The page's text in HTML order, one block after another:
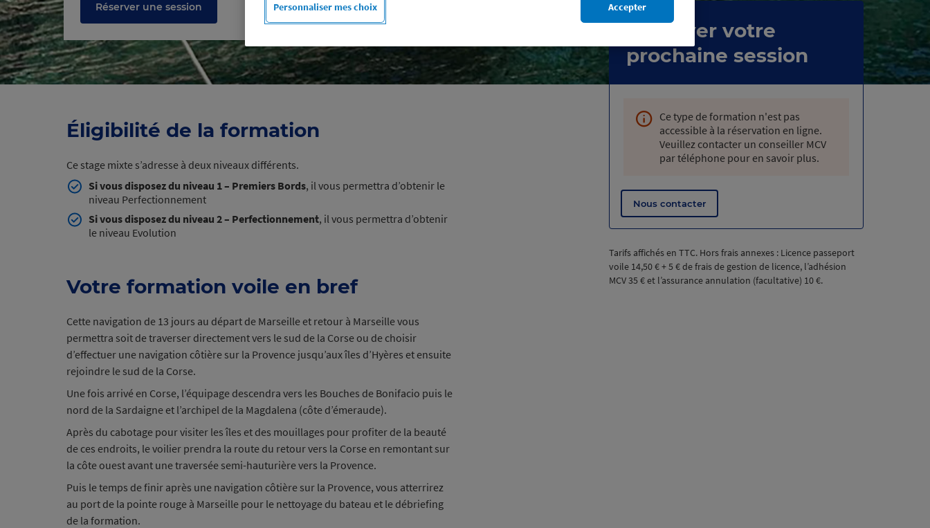
Réserver une session
Réserver votre
prochaine session
Ce type de formation n'est pas
accessible à la réservation en ligne.
Veuillez contacter un conseiller MCV
par téléphone pour en savoir plus.
Nous contacter
Tarifs affichés en TTC. Hors frais annexes : Licence passeport
voile 14,50€+5 €de frais de gestion de licence, l’adhésion
MCV35 €et l’assurance annulation (facultative) 10€.
Éligibilité de la formation
Ce stage mixte s’adresse à deux niveaux différents.
Si vous disposez du niveau 1 – Premiers Bords, il vous permettra d’obtenir le
niveau Perfectionnement
Si vous disposez du niveau 2 – Perfectionnement, il vous permettra d’obtenir
le niveau Evolution
Votre formation voile en bref
Cette navigation de 13 jours au départ de Marseille et retour à Marseille vous
permettra soit de traverser directement vers le sud de la Corse ou de choisir
d’effectuer une navigation côtière sur la Provence jusqu’aux îles d’Hyères et ensuite
rejoindre le sud de la Corse.
Une fois arrivé en Corse, l’équipage descendra vers les Bouches de Bonifacio puis le
nord de la Sardaigne et l’archipel de la Magdalena (côte d’émeraude).
Après du cabotage pour visiter les îles et des mouillages pour profiter de la beauté
de ces endroits, le voilier prendra la route du retour vers la Corse en remontant sur
la côte ouest avant une traversée semi-hauturière vers la Provence.
Puis le temps de finir après une navigation côtière sur la Provence, vous atterrirez
au port de la pointe rouge à Marseille pour le nettoyage du bateau et le débriefing
de la formation.
Personnaliser mes choix Accepter